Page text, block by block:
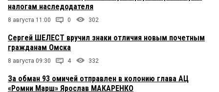
налогам наследодателя
8 августа 11:00 0 302
Сергей ШЕЛЕСТ вручил знаки отличия новым почетным
гражданам Омска
8 августа 09:30 4 332
За обман 93 омичей отправлен в колонию глава АЦ
«Ромни Марш» Ярослав МАКАРЕНКО